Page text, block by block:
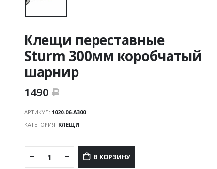
Клещи переставные
Sturm 300мм коробчатый
шарнир
1490 Р
АРТИКУЛ: 1020-06-А300
КАТЕГОРИЯ: КЛЕЩИ
В КОРЗИНУ